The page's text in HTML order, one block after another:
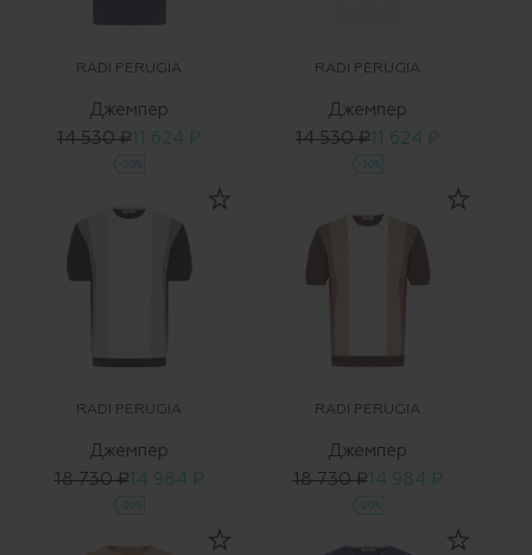
RADI PERUGIA
Джемпер
14 530 ₽11 624 ₽
-20%
RADI PERUGIA
Джемпер
14 530 ₽11 624 ₽
-20%
RADI PERUGIA
Джемпер
18 730 ₽14 984 ₽
-20%
RADI PERUGIA
Джемпер
18 730 ₽14 984 ₽
-20%